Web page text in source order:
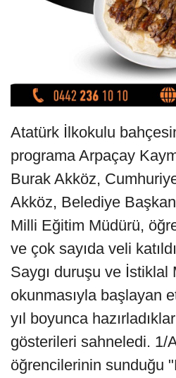
Atatürk İlkokulu
programa Arpaçay
Burak Akköz,
Akköz, Belediye
Milli Eğitim Müdürü,
ve çok sayıda veli
Saygı duruşu ve İstiklal
okunmasıyla başlayan
yıl boyunca
gösterileri sahneledi. 1/A
öğrencilerinin sunduğu